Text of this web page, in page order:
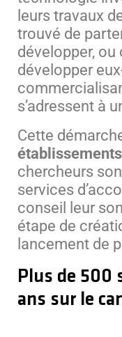
leurs travaux
trouvé de
développer, ou
développer
s’adressent à
Cette
chercheurs
services
conseil leur
étape de
lancement de
Plus de 500
ans sur le